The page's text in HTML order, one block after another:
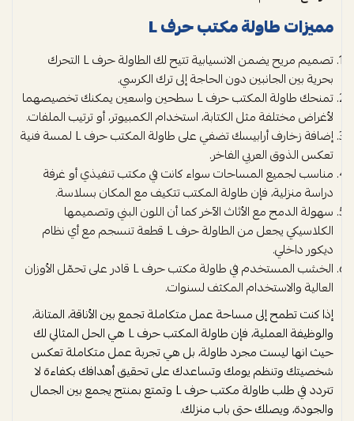
مميزات طاولة مكتب حرف L
تصميم مريح يضمن الانسيابية تتيح لك الطاولة حرف L التحرك
بحرية بين الجانبين دون الحاجة إلى ترك الكرسي.
تمنحك طاولة المكتب حرف L سطحين واسعين يمكنك تخصيصهما
لأغراض مختلفة مثل الكتابة، استخدام الكمبيوتر، أو ترتيب الملفات.
إضافة زخارف أرابيسك تضفي على طاولة المكتب حرف L لمسة فنية
تعكس الذوق العربي الفاخر.
مناسب لجميع المساحات سواء كانت في مكتب تنفيذي أو غرفة
دراسة منزلية، فإن طاولة المكتب تتكيف مع المكان بسلاسة.
سهولة الدمج مع الأثاث الآخر كما أن اللون البني وتصميمها
الكلاسيكي يجعل من الطاولة حرف L قطعة تنسجم مع أي نظام
ديكور داخلي.
الخشب المستخدم في طاولة مكتب حرف L قادر على تحمّل الأوزان
العالية والاستخدام المكثف لسنوات.
إذا كنت تطمح إلى مساحة عمل متكاملة تجمع بين الأناقة، المتانة،
والوظيفة العملية، فإن طاولة المكتب حرف L هي الحل المثالي لك
حيث انها ليست مجرد طاولة، بل هي تجربة عمل متكاملة تعكس
شخصيتك وتنظم يومك وتساعدك على تحقيق أهدافك بكفاءة لا
تتردد في طلب طاولة مكتب حرف L وتمتع بمنتج يجمع بين الجمال
والجودة، ويصلك حتى باب منزلك.